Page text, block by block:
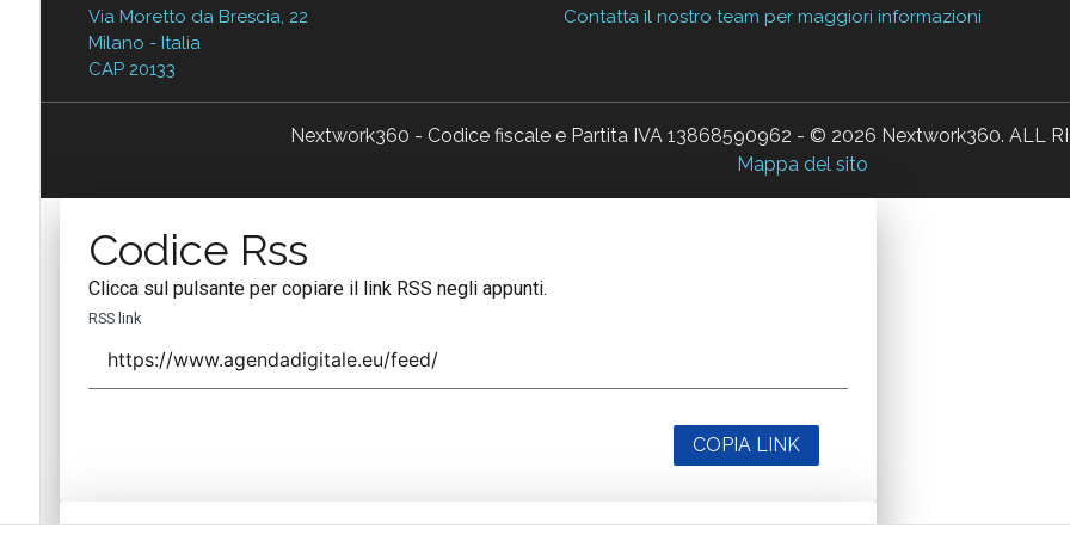
Via Moretto da Brescia, 22
Milano - Italia
CAP 20133
Contatta il nostro team per maggiori informazioni
Nextwork360 - Codice fiscale e Partita IVA 13868590962 - © 2026 Nextwork360. ALL
Mappa del sito
Codice Rss
Clicca sul pulsante per copiare il link RSS negli appunti.
RSS link
COPIA LINK